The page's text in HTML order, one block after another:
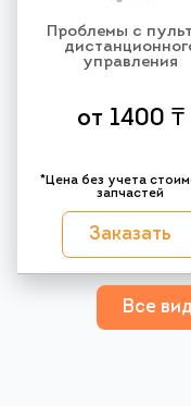
Проблемы с
управления
от 1400 ₸
*Цена без учета
запчастей
Заказать
Все